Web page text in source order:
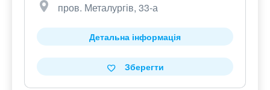
пров. Металургів, 33-а
Детальна інформація
Зберегти